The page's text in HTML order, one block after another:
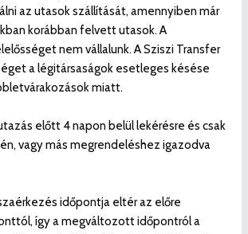
az utasok szállítását, amennyiben már
korábban felvett utasok. A
nem vállalunk. A Sziszi Transfer
a légitársaságok esetleges késése
miatt.
előtt 4 napon belül lekérésre és csak
vagy más megrendeléshez igazodva
időpontja eltér az előre
így a megváltozott időpontról a